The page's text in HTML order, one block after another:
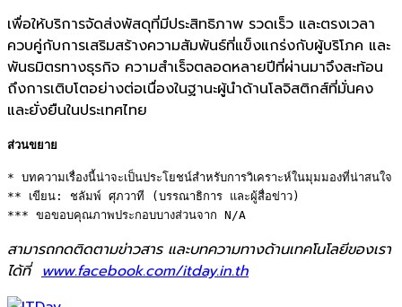
เพื่อให้บริการจัดส่งพัสดุที่มีประสิทธิภาพ รวดเร็ว และตรงเวลา
ควบคู่กับการเสริมสร้างความสัมพันธ์ที่แข็งแกร่งกับผู้บริโภค และ
พันธมิตรทางธุรกิจ ความสำเร็จตลอดหลายปีที่ผ่านมาจึงสะท้อน
ถึงการเติบโตอย่างต่อเนื่องในฐานะผู้นำด้านโลจิสติกส์ที่มั่นคง
และยั่งยืนในประเทศไทย
ส่วนขยาย
* บทความเรื่องนี้น่าจะเป็นประโยชน์สำหรับการวิเคราะห์ในมุมมองที่น่าสนใจ
** เขียน: ชลัมพ์ ศุภวาที (บรรณาธิการ และผู้สื่อข่าว)
*** ขอขอบคุณภาพประกอบบางส่วนจาก N/A
สามารถกดติดตามข่าวสาร และบทความทางด้านเทคโนโลยีของเรา
ได้ที่ www.facebook.com/itday.in.th